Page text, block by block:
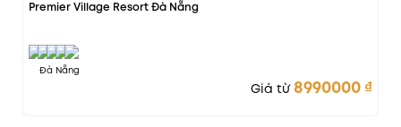
Premier Village Resort Đà Nẵng
Đà Nẵng
Giá từ 8990000 ₫